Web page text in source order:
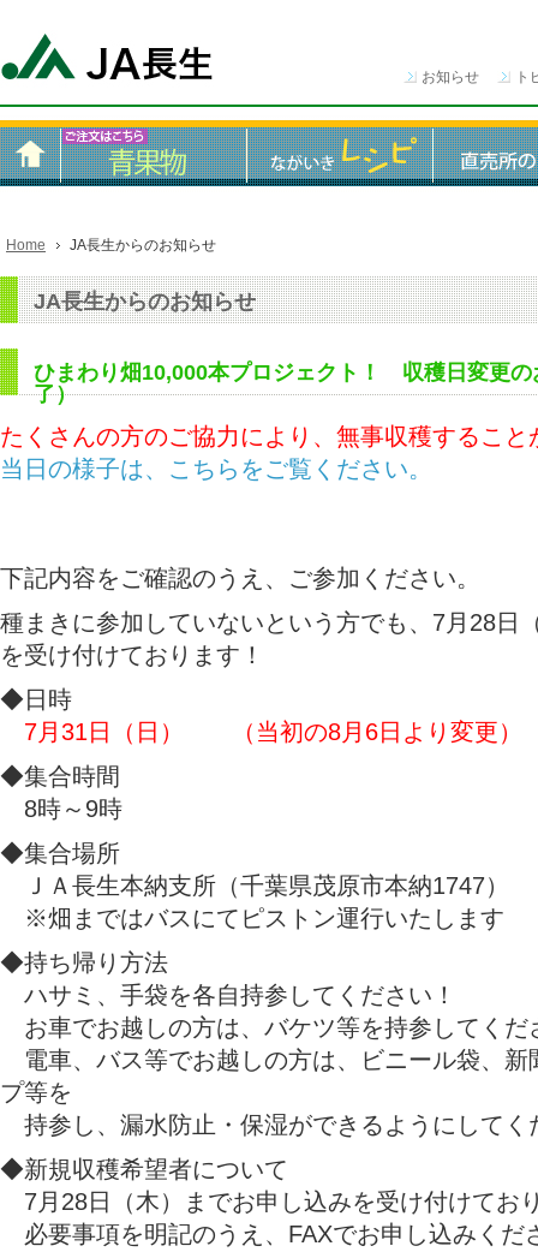
お知らせ ト
Home JA長生からのお知らせ
JA長生からのお知らせ
ひまわり畑10,000本プロジェクト！ 収穫日変更の
了）
たくさんの方のご協力により、無事収穫すること
当日の様子は、こちらをご覧ください。
下記内容をご確認のうえ、ご参加ください。
種まきに参加していないという方でも、7月28日
を受け付けております！
◆日時
7月31日（日） （当初の8月6日より変更）
◆集合時間
8時～9時
◆集合場所
ＪＡ長生本納支所（千葉県茂原市本納1747）
※畑まではバスにてピストン運行いたします
◆持ち帰り方法
ハサミ、手袋を各自持参してください！
お車でお越しの方は、バケツ等を持参してくだ
電車、バス等でお越しの方は、ビニール袋、新
プ等を
持参し、漏水防止・保湿ができるようにしてく
◆新規収穫希望者について
7月28日（木）までお申し込みを受け付けてお
必要事項を明記のうえ、FAXでお申し込みくだ